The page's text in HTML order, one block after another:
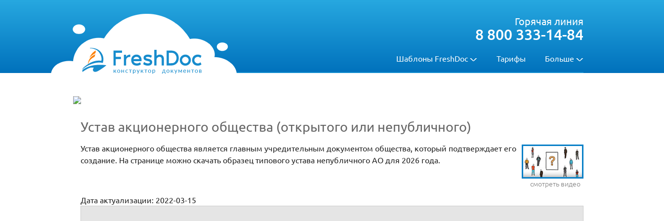
Шаблоны FreshDoc Тарифы Больше
Горячая линия
8 800 333-14-84
Устав акционерного общества (открытого или непубличного)
смотреть видео
Устав акционерного общества является главным учредительным документом общества, который подтверждает его
создание. На странице можно скачать образец типового устава непубличного АО для 2026 года.
Дата актуализации: 2022-03-15